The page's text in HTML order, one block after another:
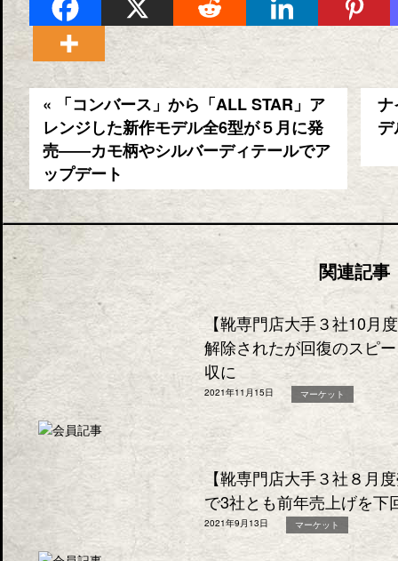
« 「コンバース」から「ALL STAR」ア
レンジした新作モデル全6型が５月に発
売――カモ柄やシルバーディテールでア
ップデート
関連記事
【靴専門店大手３社10月
解除されたが回復のスピ
収に
2021年11月15日 マーケット
【靴専門店大手３社８月
で3社とも前年売上げを
2021年9月13日 マーケット